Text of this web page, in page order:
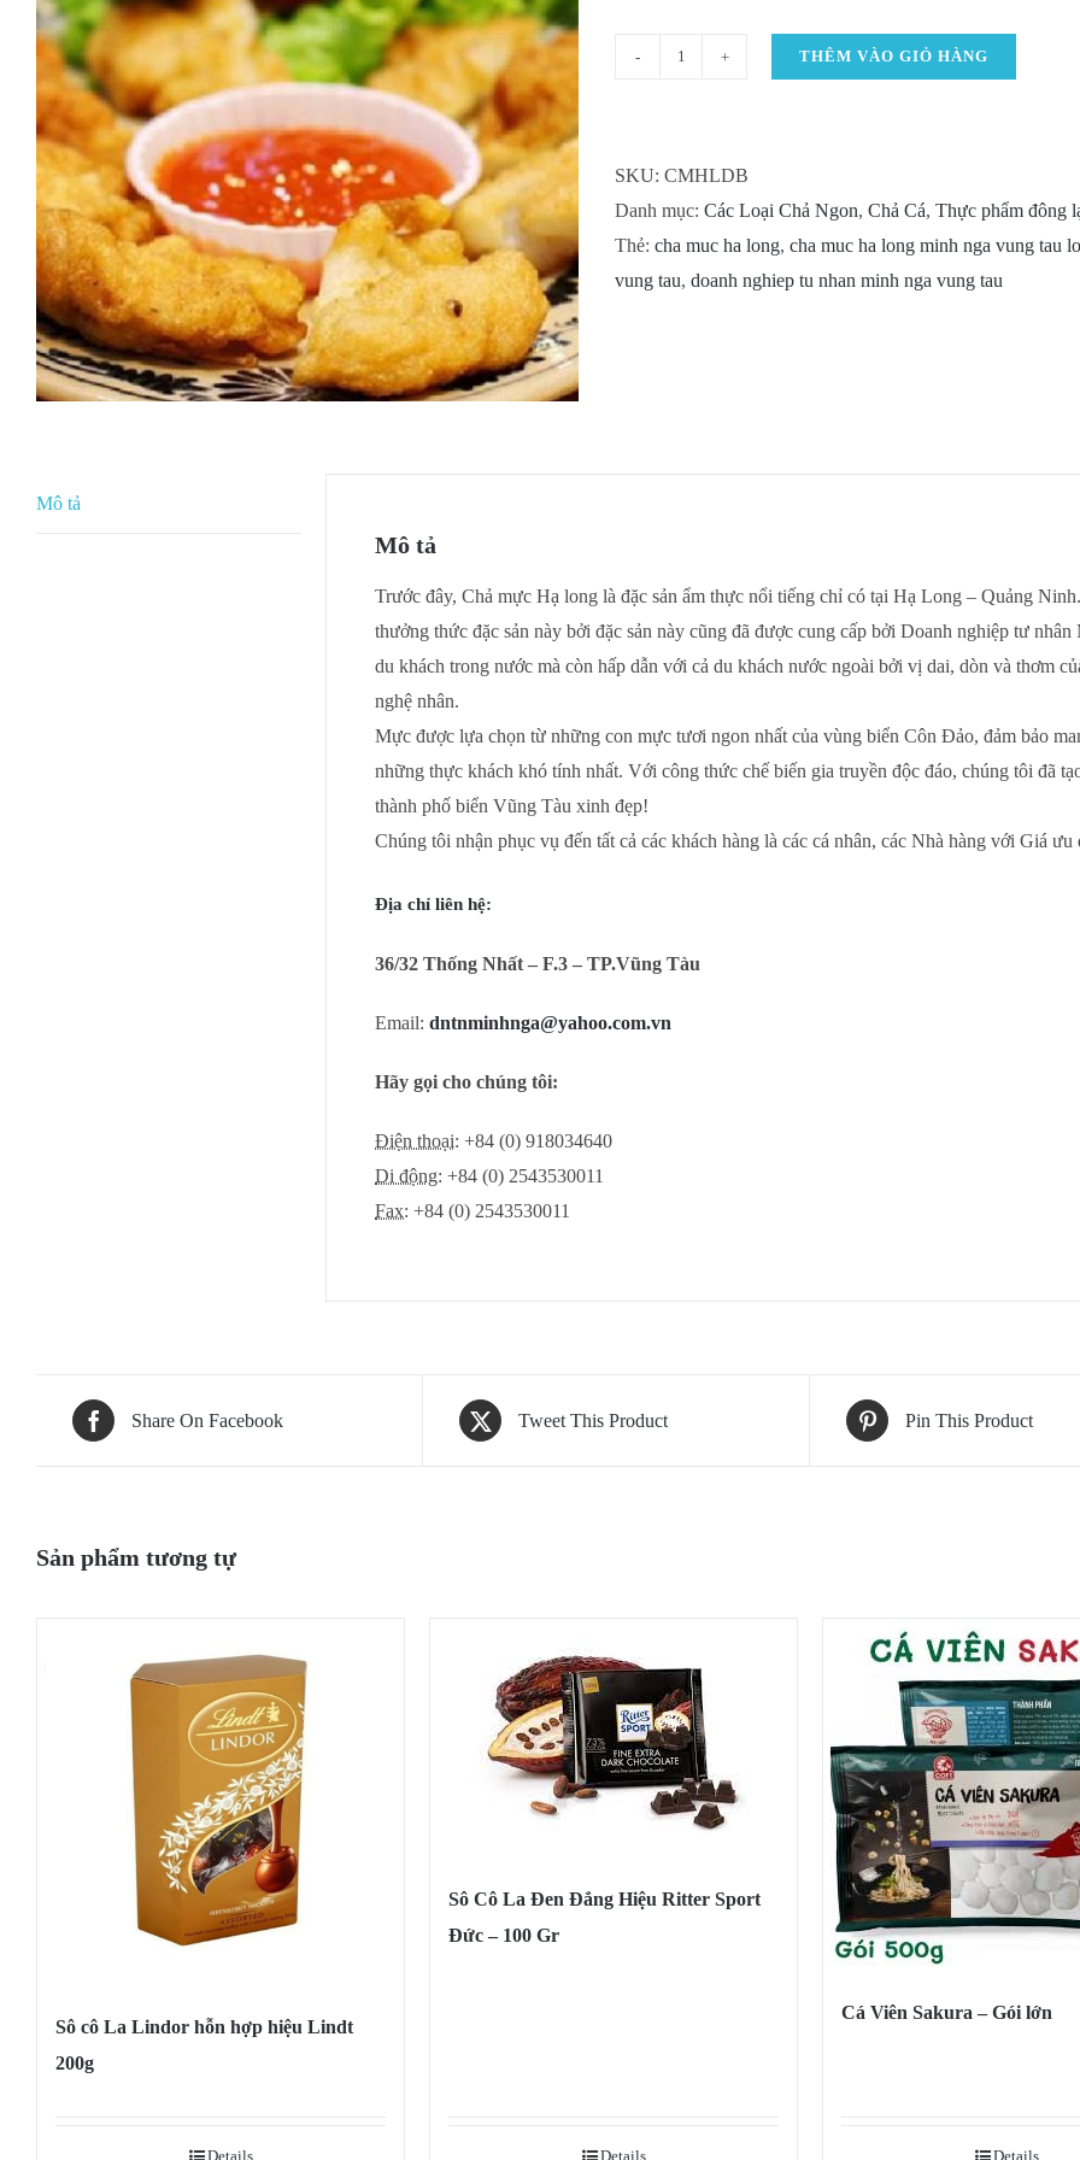
Long
Vũng
Tàu
số
THÊM VÀO GIỎ HÀNG
SKU: CMHLDB
Danh mục: Các Loại Chả Ngon, Chả Cá, Thực phẩm đông
Thẻ: cha muc ha long, cha muc ha long minh nga vung tau
vung tau, doanh nghiep tu nhan minh nga vung tau
Mô tả
Mô tả
Trước đây, Chả mực Hạ long là đặc sản ẩm thực nổi tiếng chỉ có tại Hạ Long – Quảng
thưởng thức đặc sản này bởi đặc sản này cũng đã được cung cấp bởi Doanh nghiệp tư
du khách trong nước mà còn hấp dẫn với cả du khách nước ngoài bởi vị dai, dòn và thơm
nghệ nhân.
Mực được lựa chọn từ những con mực tươi ngon nhất của vùng biển Côn Đảo, đảm bảo
những thực khách khó tính nhất. Với công thức chế biến gia truyền độc đáo, chúng tôi đã
thành phố biển Vũng Tàu xinh đẹp!
Chúng tôi nhận phục vụ đến tất cả các khách hàng là các cá nhân, các Nhà hàng với Giá
Địa chỉ liên hệ:
36/32 Thống Nhất – F.3 – TP.Vũng Tàu
Email: dntnminhnga@yahoo.com.vn
Hãy gọi cho chúng tôi:
Điện thoại: +84 (0) 918034640
Di động: +84 (0) 2543530011
Fax: +84 (0) 2543530011
Share On Facebook Tweet This Product Pin This Product
Sản phẩm tương tự
Sô cô La Lindor hỗn hợp hiệu Lindt
200g
Details
Sô Cô La Đen Đắng Hiệu Ritter Sport
Đức – 100 Gr
Details
Cá Viên Sakura – Gói lớn
Details